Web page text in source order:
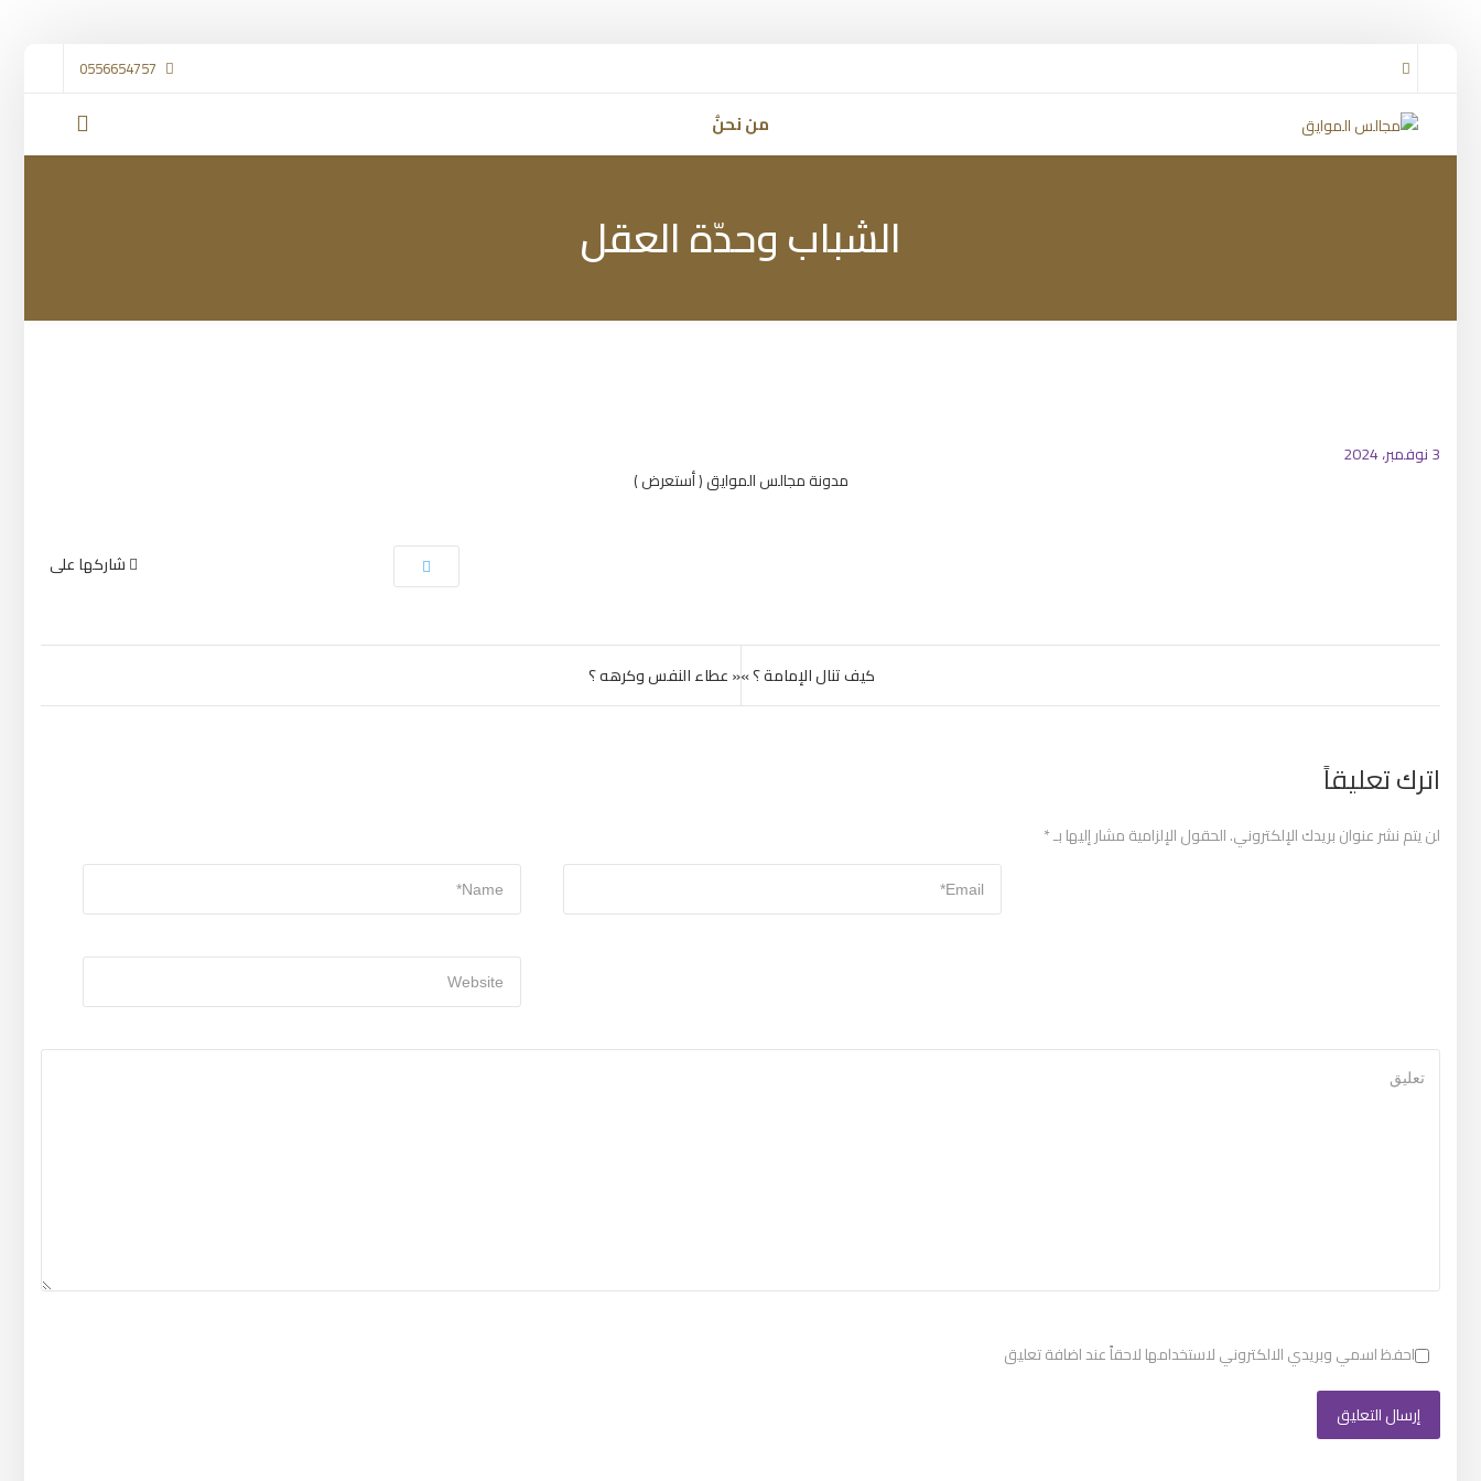
0556654757
من نحنُ
الشباب وحدّة العقل
3 نوفمبر، 2024
مدونة مجالس الموايق ( أستعرض )
تصفّح المقالات « عطاء النفس وكرهه ؟كيف تنال الإمامة ؟ »
اترك تعليقاً
لن يتم نشر عنوان بريدك الإلكتروني.الحقول الإلزامية مشار إليها بـ*
احفظ اسمي وبريدي الالكتروني لاستخدامها لاحقاً عند اضافة تعليق